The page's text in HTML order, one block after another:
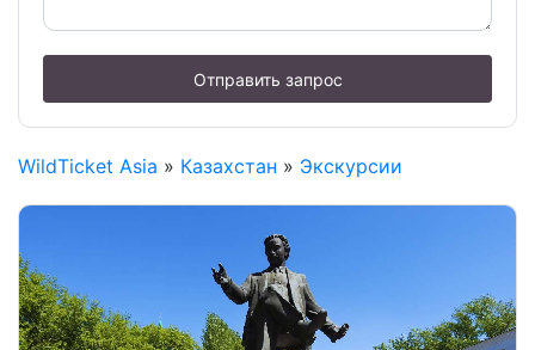
Отправить запрос
WildTicket Asia » Казахстан » Экскурсии